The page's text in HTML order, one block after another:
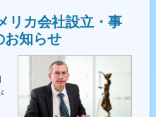
リカ会社設立・事
お知らせ